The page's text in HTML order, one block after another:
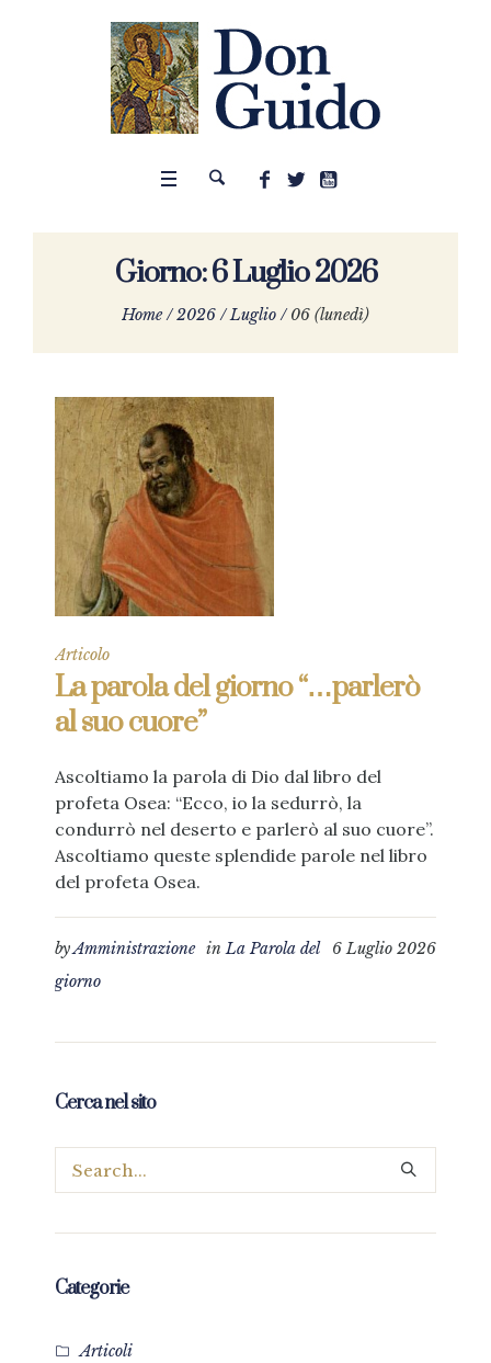
Giorno:6 Luglio 2026
Home /2026 /Luglio /06 (lunedì)
Articolo
La parola del giorno “…parlerò
al suo cuore”
Ascoltiamo la parola di Dio dal libro del
profeta Osea: “Ecco, io la sedurrò, la
condurrò nel deserto e parlerò al suo cuore”.
Ascoltiamo queste splendide parole nel libro
del profeta Osea.
6 Luglio 2026
byAmministrazione inLa Parola del
giorno
Cerca nel sito
Categorie
Articoli